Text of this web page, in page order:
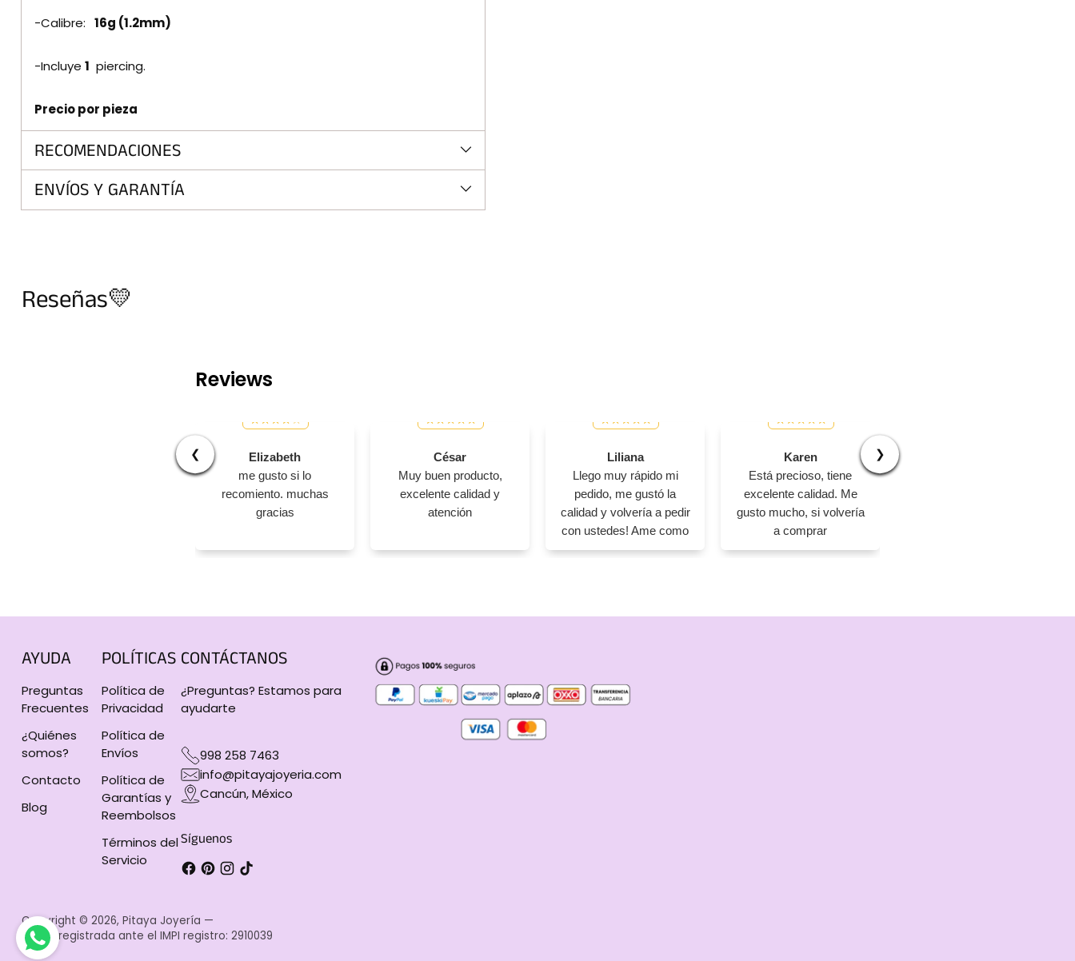
-Calibre: 16g (1.2mm)
-Incluye 1 piercing.
Precio por pieza
RECOMENDACIONES
ENVÍOS Y GARANTÍA
Reseñas💛
Reviews
❮ ❯
Elizabeth
me gusto si lo
recomiento. muchas
gracias
César
Muy buen producto,
excelente calidad y
atención
Liliana
Llego muy rápido mi
pedido, me gustó la
calidad y volvería a pedir
con ustedes! Ame como
se ve mi producto en
Karen
Está precioso, tiene
excelente calidad. Me
gusto mucho, si volvería
a comprar
AYUDA
Preguntas
Frecuentes
¿Quiénes
somos?
Contacto
Blog
POLÍTICAS
Política de
Privacidad
Política de
Envíos
Política de
Garantías y
Reembolsos
Términos del
Servicio
CONTÁCTANOS
¿Preguntas? Estamos para
ayudarte
998 258 7463
info@pitayajoyeria.com
Cancún, México
Síguenos
Copyright © 2026, Pitaya Joyería —
Marca registrada ante el IMPI registro: 2910039